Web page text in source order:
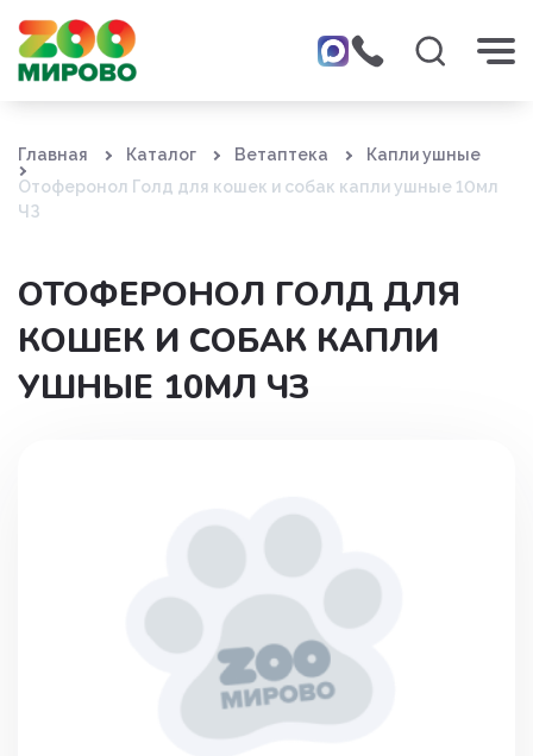
Главная Каталог Ветаптека
Капли ушные
Отоферонол Голд для кошек и собак капли ушные 10мл
ЧЗ
ОТОФЕРОНОЛ ГОЛД ДЛЯ
КОШЕК И СОБАК КАПЛИ
УШНЫЕ 10МЛ ЧЗ